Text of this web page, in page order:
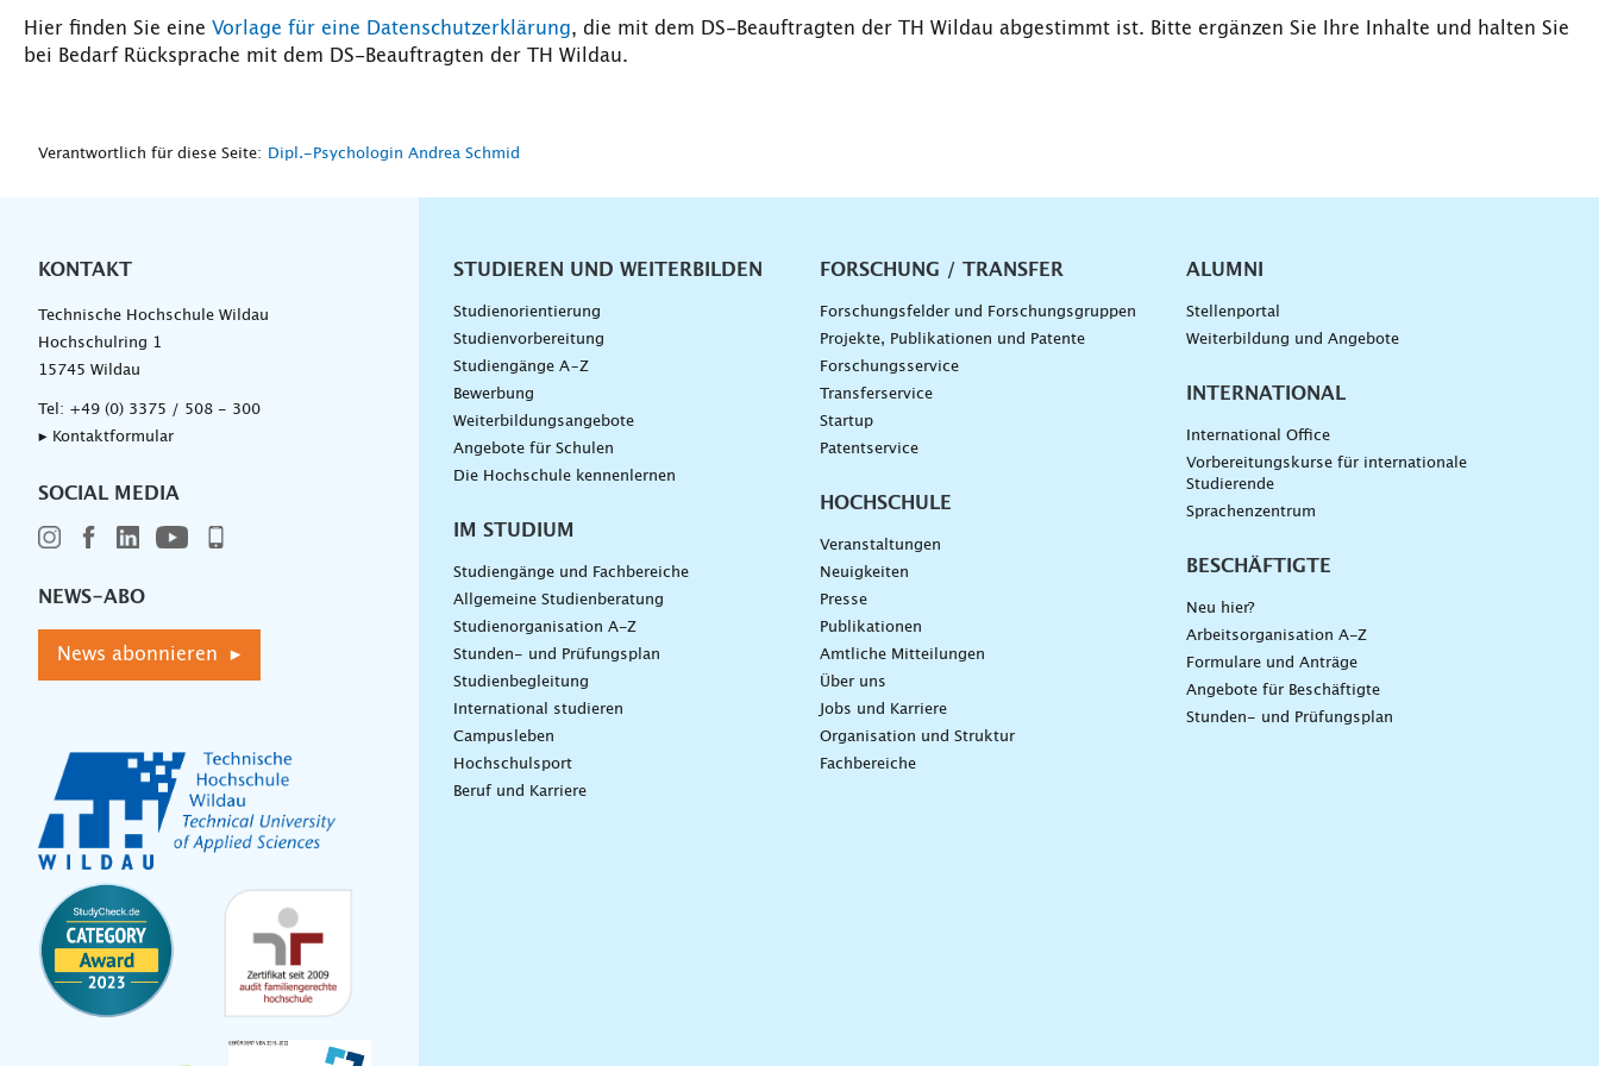
Hier finden Sie eine Vorlage für eine Datenschutzerklärung, die mit dem DS-Beauftragten der TH Wildau abgestimmt ist. Bitte ergänzen Sie Ihre Inhalte und halten Sie
bei Bedarf Rücksprache mit dem DS-Beauftragten der TH Wildau.
Verantwortlich für diese Seite: Dipl.-Psychologin Andrea Schmid
KONTAKT
Technische Hochschule Wildau
Hochschulring 1
15745 Wildau
Tel: +49 (0) 3375 / 508 - 300
▸ Kontaktformular
SOCIAL MEDIA
NEWS-ABO
News abonnieren ▸
Unternavigation
STUDIEREN UND WEITERBILDEN
Studienorientierung
Studienvorbereitung
Studiengänge A–Z
Bewerbung
Weiterbildungsangebote
Angebote für Schulen
Die Hochschule kennenlernen
IM STUDIUM
Studiengänge und Fachbereiche
Allgemeine Studienberatung
Studienorganisation A-Z
Stunden- und Prüfungsplan
Studienbegleitung
International studieren
Campusleben
Hochschulsport
Beruf und Karriere
FORSCHUNG / TRANSFER
Forschungsfelder und Forschungsgruppen
Projekte, Publikationen und Patente
Forschungsservice
Transferservice
Startup
Patentservice
HOCHSCHULE
Veranstaltungen
Neuigkeiten
Presse
Publikationen
Amtliche Mitteilungen
Über uns
Jobs und Karriere
Organisation und Struktur
Fachbereiche
ALUMNI
Stellenportal
Weiterbildung und Angebote
INTERNATIONAL
International Office
Vorbereitungskurse für internationale
Studierende
Sprachenzentrum
BESCHÄFTIGTE
Neu hier?
Arbeitsorganisation A-Z
Formulare und Anträge
Angebote für Beschäftigte
Stunden- und Prüfungsplan